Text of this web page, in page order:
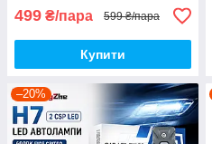
499 ₴/пара 599 ₴/пара
Купити
–20%